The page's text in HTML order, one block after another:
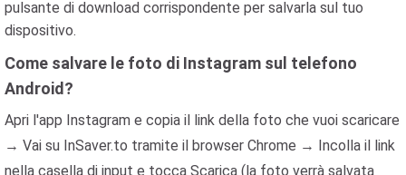
pulsante di download corrispondente per salvarla sul tuo
dispositivo.
Come salvare le foto di Instagram sul telefono
Android?
Apri l'app Instagram e copia il link della foto che vuoi scaricare
→ Vai su InSaver.to tramite il browser Chrome → Incolla il link
nella casella di input e tocca Scarica (la foto verrà salvata